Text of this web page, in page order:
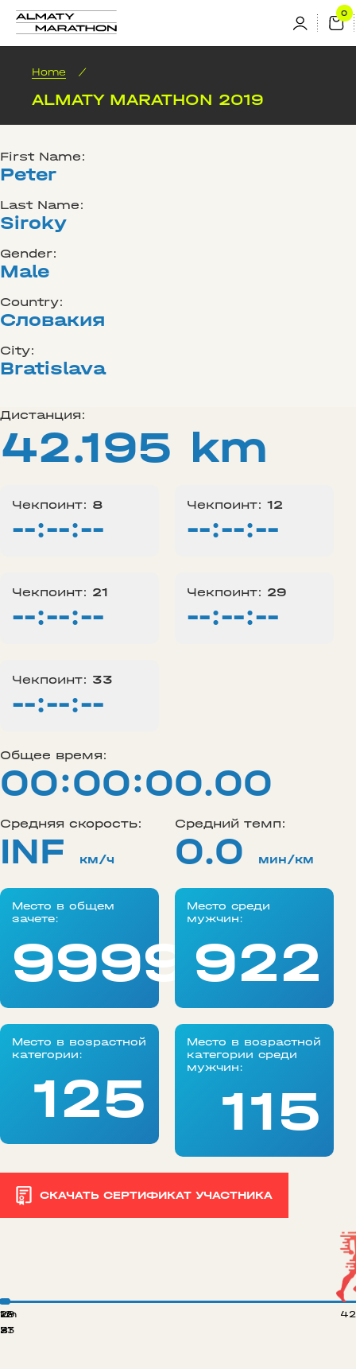
Home /
ALMATY MARATHON 2019
First Name:
Peter
Last Name:
Siroky
Gender:
Male
Country:
Словакия
City:
Bratislava
Дистанция:
42.195 km
Чекпоинт: 8
--:--:--
Чекпоинт: 12
--:--:--
Чекпоинт: 21
--:--:--
Чекпоинт: 29
--:--:--
Чекпоинт: 33
--:--:--
Общее время:
00:00:00.00
Средняя скорость:
INF км/ч
Средний темп:
0.0 мин/км
Место в общем
зачете:
99999
Место среди
мужчин:
922
Место в возрастной
категории:
125
Место в возрастной
категории среди
мужчин:
115
СКАЧАТЬ СЕРТИФИКАТ УЧАСТНИКА
8
12
21
29
33